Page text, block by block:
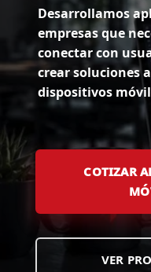
Desarrollamos
empresas que
conectar con
crear soluciones
dispositivos
COTIZAR
VER